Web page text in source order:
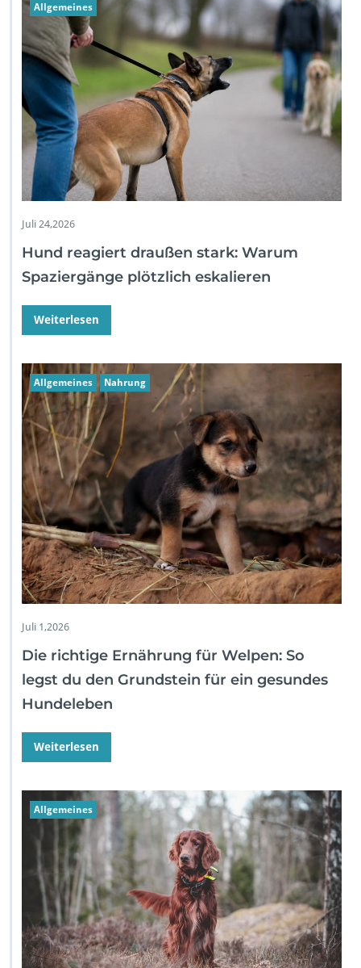
Allgemeines
Juli 24,2026
Hund reagiert draußen stark: Warum
Spaziergänge plötzlich eskalieren
Weiterlesen
Allgemeines Nahrung
Juli 1,2026
Die richtige Ernährung für Welpen: So
legst du den Grundstein für ein gesundes
Hundeleben
Weiterlesen
Allgemeines